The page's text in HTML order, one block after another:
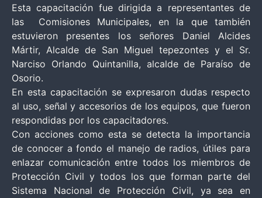
Esta capacitación fue dirigida a representantes de
las Comisiones Municipales, en la que también
estuvieron presentes los señores Daniel Alcides
Mártir, Alcalde de San Miguel tepezontes y el Sr.
Narciso Orlando Quintanilla, alcalde de Paraíso de
Osorio.
En esta capacitación se expresaron dudas respecto
al uso, señal y accesorios de los equipos, que fueron
respondidas por los capacitadores.
Con acciones como esta se detecta la importancia
de conocer a fondo el manejo de radios, útiles para
enlazar comunicación entre todos los miembros de
Protección Civil y todos los que forman parte del
Sistema Nacional de Protección Civil, ya sea en